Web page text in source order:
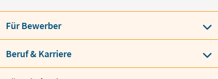
Für Bewerber
Beruf & Karriere